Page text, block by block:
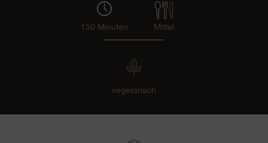
150 Minuten Mittel
vegetarisch